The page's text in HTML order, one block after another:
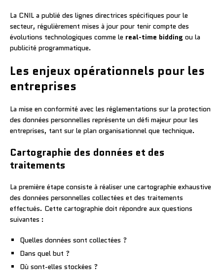
La CNIL a publié des lignes directrices spécifiques pour le
secteur, régulièrement mises à jour pour tenir compte des
évolutions technologiques comme le real-time bidding ou la
publicité programmatique.
Les enjeux opérationnels pour les
entreprises
La mise en conformité avec les réglementations sur la protection
des données personnelles représente un défi majeur pour les
entreprises, tant sur le plan organisationnel que technique.
Cartographie des données et des
traitements
La première étape consiste à réaliser une cartographie exhaustive
des données personnelles collectées et des traitements
effectués. Cette cartographie doit répondre aux questions
suivantes :
Quelles données sont collectées ?
Dans quel but ?
Où sont-elles stockées ?